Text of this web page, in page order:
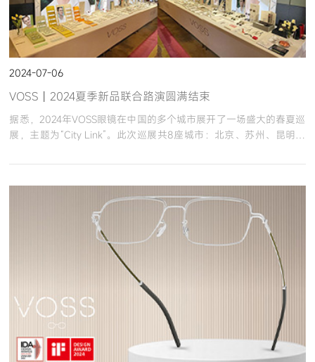
2024-07-06
VOSS丨2024夏季新品联合路演圆满结束
据悉，2024年VOSS眼镜在中国的多个城市展开了一场盛大的春夏巡
展，主题为“City Link”。此次巡展共8座城市：北京、苏州、昆明、
设计理念，更为广大客户带来了最新、最时尚的眼镜系列新品。